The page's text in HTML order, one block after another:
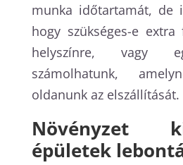
munka időtartamát, de
hogy szükséges-e
helyszínre, vagy
számolhatunk,
oldanunk az elszállítását.
Növényzet
épületek